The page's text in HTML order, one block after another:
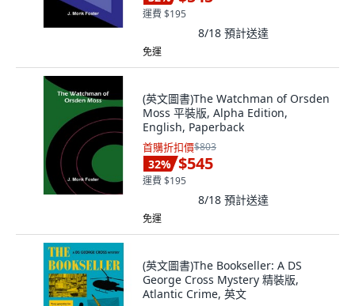
運費 $195
8/18 預計送達
免運
(英文圖書)The Watchman of Orsden
Moss 平裝版, Alpha Edition,
English, Paperback
首購折扣價$803
32% $545
運費 $195
8/18 預計送達
免運
(英文圖書)The Bookseller: A DS
George Cross Mystery 精裝版,
Atlantic Crime, 英文